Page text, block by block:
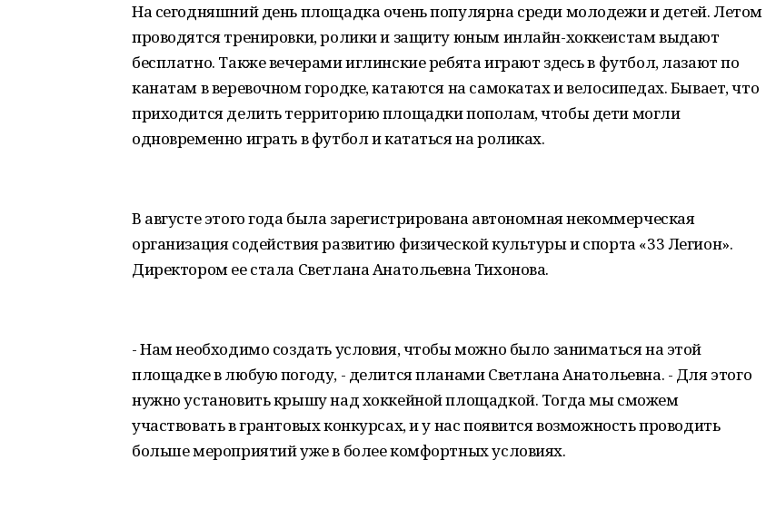
На сегодняшний день площадка очень популярна среди молодежи и детей. Летом
проводятся тренировки, ролики и защиту юным инлайн-хоккеистам выдают
бесплатно. Также вечерами иглинские ребята играют здесь в футбол, лазают по
канатам в веревочном городке, катаются на самокатах и велосипедах. Бывает, что
приходится делить территорию площадки пополам, чтобы дети могли
одновременно играть в футбол и кататься на роликах.
В августе этого года была зарегистрирована автономная некоммерческая
организация содействия развитию физической культуры и спорта «33 Легион».
Директором ее стала Светлана Анатольевна Тихонова.
- Нам необходимо создать условия, чтобы можно было заниматься на этой
площадке в любую погоду, - делится планами Светлана Анатольевна. - Для этого
нужно установить крышу над хоккейной площадкой. Тогда мы сможем
участвовать в грантовых конкурсах, и у нас появится возможность проводить
больше мероприятий уже в более комфортных условиях.